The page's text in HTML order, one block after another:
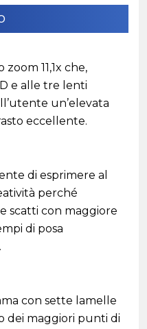
11,1x che,
e alle tre lenti
un’elevata
eccellente.
di esprimere al
perché
scatti con maggiore
di posa
con sette lamelle
dei maggiori punti di